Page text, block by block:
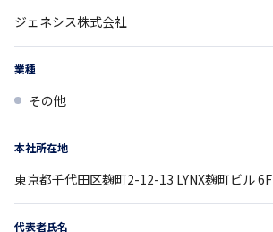
ジェネシス株式会社
業種
その他
本社所在地
東京都千代田区麹町2-12-13 LYNX麹町ビル 6F
代表者氏名